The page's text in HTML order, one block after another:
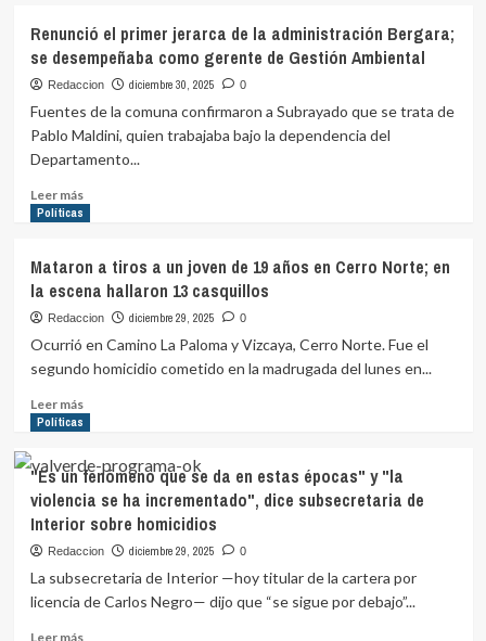
avasallamiento"
Longo
anunció
que
presentará
renuncia
como
del
Hospital
del
Pereira
Rossell
Renunció el primer jerarca de la administración Bergara;
se desempeñaba como gerente de Gestión Ambiental
Redaccion diciembre 30, 2025 0
Fuentes de la comuna confirmaron a Subrayado que se trata de
Pablo Maldini, quien trabajaba bajo la dependencia del
Departamento...
Leer másLeer
más
el
primer
jerarca
administración
se
como
gerente
de
Gestión
Ambiental
Políticas
Mataron a tiros a un joven de 19 años en Cerro Norte; en
la escena hallaron 13 casquillos
Redaccion diciembre 29, 2025 0
Ocurrió en Camino La Paloma y Vizcaya, Cerro Norte. Fue el
segundo homicidio cometido en la madrugada del lunes en...
Leer másLeer
más
Mataron
a
tiros
a
un
de
19
Políticas
"Es un fenómeno que se da en estas épocas" y "la
violencia se ha incrementado", dice subsecretaria de
Interior sobre homicidios
Redaccion diciembre 29, 2025 0
La subsecretaria de Interior —hoy titular de la cartera por
licencia de Carlos Negro— dijo que “se sigue por debajo”...
Leer másLeer